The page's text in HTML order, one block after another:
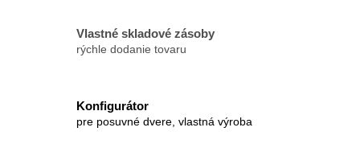
Vlastné skladové zásoby
rýchle dodanie tovaru
Konfigurátor
pre posuvné dvere, vlastná výroba